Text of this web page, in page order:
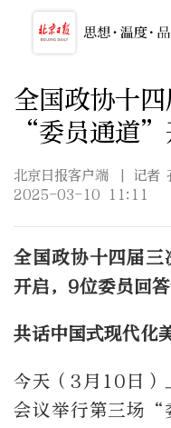
全国政协十
“委员通道”
北京日报客户端
| 记者
2025-03-10 11:11
全国政协十四届
开启，9位委员回答
共话中国式现代化
今天（3月10日）
会议举行第三场“